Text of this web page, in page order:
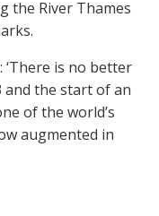
the River Thames
is no better
and the start of an
of the world’s
augmented in